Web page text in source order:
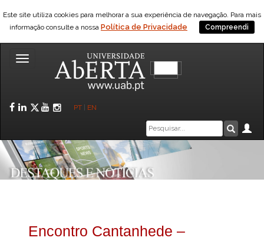
Este site utiliza cookies para melhorar a sua experiência de navegação. Para mais
informação consulte a nossa Política de Privacidade Compreendi
Toggle
Facebook
LinkedIn
Twitter
YouTube
Instagram
PT EN
Caixa
de
pesquisa
Encontro Cantanhede –